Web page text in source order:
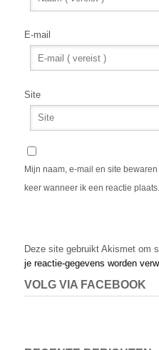
E-mail
Site
Mijn naam, e-mail en site
keer wanneer ik een reactie plaats.
Deze site gebruikt Akismet om
je reactie-gegevens worden
VOLG VIA FACEBOOK